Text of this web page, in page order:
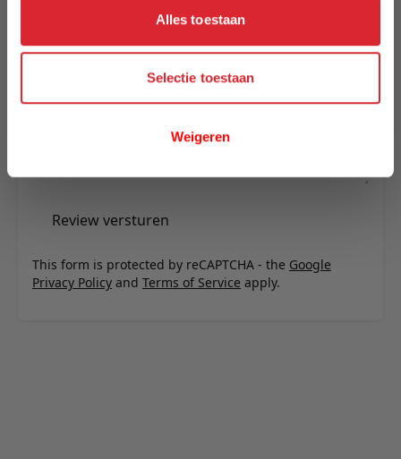
Alles toestaan
Selectie toestaan
Weigeren
U plaatst een review over:Eettafel Dean 120 cm zwart
Samenvatting
Review versturen
This form is protected by reCAPTCHA - the Google
Privacy Policy and Terms of Service apply.